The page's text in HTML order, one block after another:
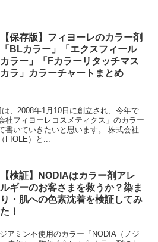
【保存版】フィヨーレのカラー剤
「BLカラー」「エクスフィール
カラー」「Fカラーリタッチマス
カラ」カラーチャートまとめ
、2008年1月10日に創立され、今年で
社フィヨーレコスメティクス」のカラー
書いていきたいと思います。 株式会社
FIOLE）と...
【検証】NODIAはカラー剤アレ
ルギーのお客さまを救うか？染ま
り・肌への色素沈着を検証してみ
た！
アミン不使用のカラー「NODIA（ノジ